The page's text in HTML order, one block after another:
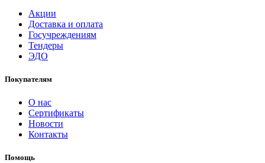
Акции
Доставка и оплата
Госучреждениям
Тендеры
ЭДО
Покупателям
О нас
Сертификаты
Новости
Контакты
Помощь